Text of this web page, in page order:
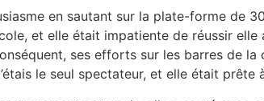
en sautant sur la plate-forme de
et elle était impatiente de réussir
ses efforts sur les barres de
le seul spectateur, et elle était